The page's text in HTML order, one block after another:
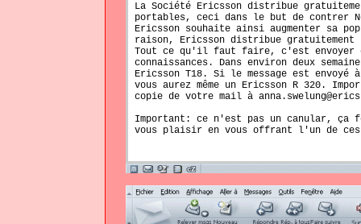
La Société Ericsson distribue
portables, ceci dans le but de contrer
Ericsson souhaite ainsi augmenter sa
raison, Ericsson distribue gratuitement
Tout ce qu'il faut faire, c'est envoyer
connaissances. Dans environ deux
Ericsson T18. Si le message est envoyé
vous aurez même un Ericsson R 320.
copie de votre mail à
Important: ce n'est pas un canular, ça
vous plaisir en vous offrant l'un de